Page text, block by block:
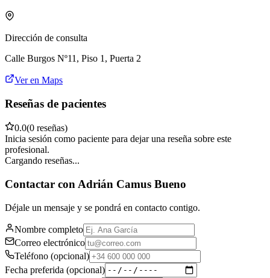
Dirección de consulta
Calle Burgos Nº11, Piso 1, Puerta 2
Ver en Maps
Reseñas de pacientes
0.0(0 reseñas)
Inicia sesión como paciente para dejar una reseña sobre este
profesional.
Cargando reseñas...
Contactar con Adrián Camus Bueno
Déjale un mensaje y se pondrá en contacto contigo.
Nombre completo
Correo electrónico
Teléfono (opcional)
Fecha preferida (opcional)